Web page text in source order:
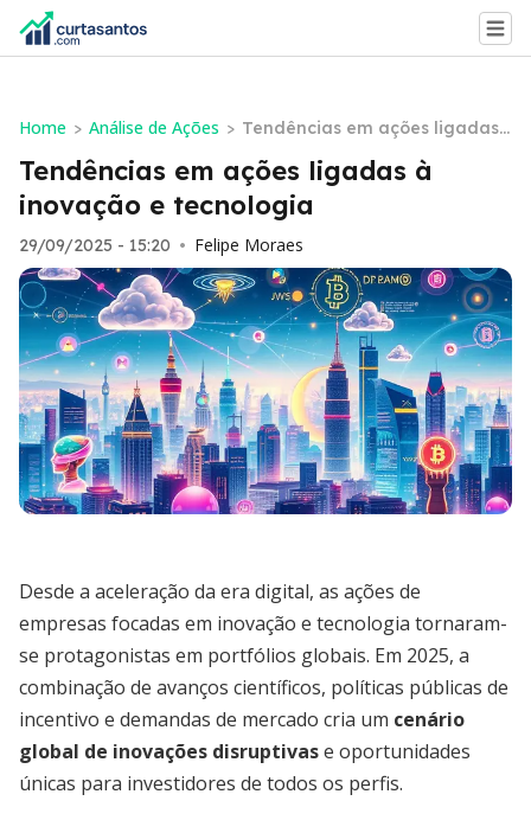
Home > Análise de Ações > Tendências em ações ligadas
à inovação e tecnologia
Tendências em ações ligadas à
inovação e tecnologia
29/09/2025 - 15:20 • Felipe Moraes
Desde a aceleração da era digital, as ações de
empresas focadas em inovação e tecnologia tornaram-
se protagonistas em portfólios globais. Em 2025, a
combinação de avanços científicos, políticas públicas de
incentivo e demandas de mercado cria um cenário
global de inovações disruptivase oportunidades
únicas para investidores de todos os perfis.